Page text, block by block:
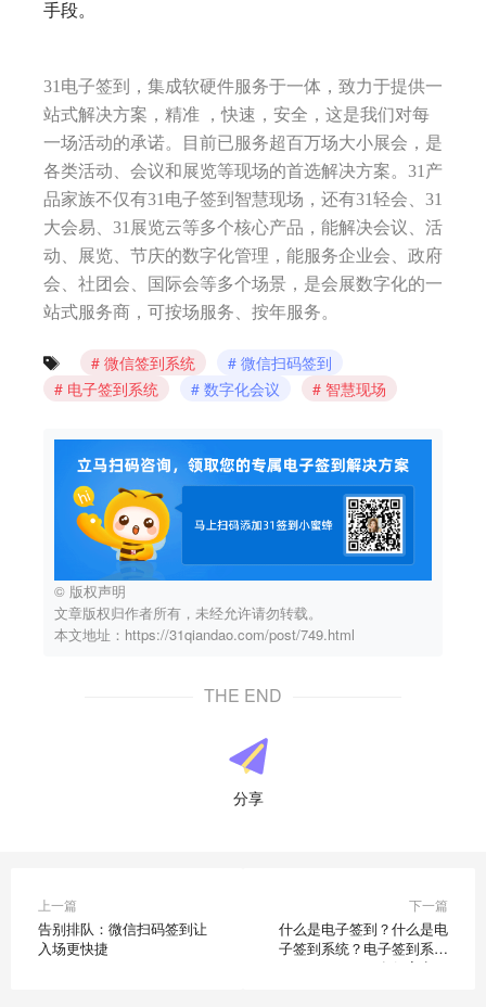
手段。
31电子签到，集成软硬件服务于一体，致力于提供一
站式解决方案，精准 ，快速，安全，这是我们对每
一场活动的承诺。目前已服务超百万场大小展会，是
各类活动、会议和展览等现场的首选解决方案。31产
品家族不仅有31电子签到智慧现场，还有31轻会、31
大会易、31展览云等多个核心产品，能解决会议、活
动、展览、节庆的数字化管理，能服务企业会、政府
会、社团会、国际会等多个场景，是会展数字化的一
站式服务商，可按场服务、按年服务。
微信签到系统
微信扫码签到
电子签到系统
数字化会议 智慧现场
© 版权声明
文章版权归作者所有，未经允许请勿转载。
本文地址：https://31qiandao.com/post/749.html
THE END
分享
上一篇
告别排队：微信扫码签到让
入场更快捷
下一篇
什么是电子签到？什么是电
子签到系统？电子签到系统
有何亮点？